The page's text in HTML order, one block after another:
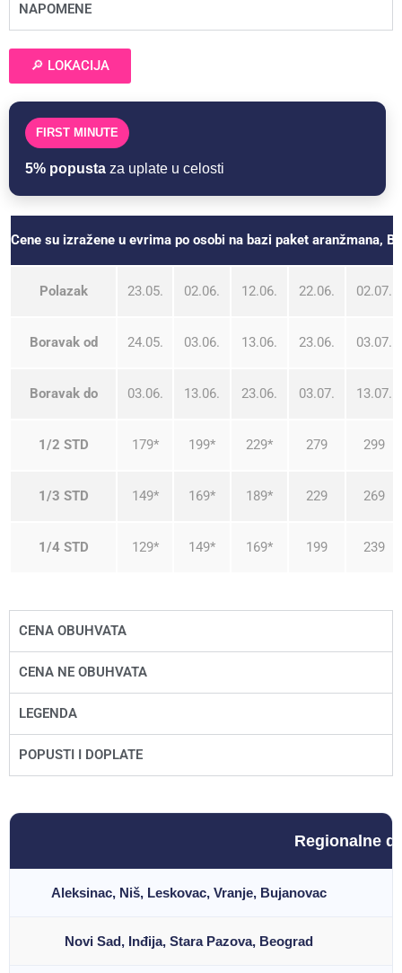
NAPOMENE
🔎 LOKACIJA
FIRST MINUTE
5% popusta za uplate u celosti
Cene su izražene u evrima po osobi na bazi paket aranžmana,
Polazak 23.05. 02.06. 12.06. 22.06. 02.07.
Boravak od 24.05. 03.06. 13.06. 23.06. 03.07.
Boravak do 03.06. 13.06. 23.06. 03.07. 13.07.
1/2 STD 179* 199* 229* 279 299
1/3 STD 149* 169* 189* 229 269
1/4 STD 129* 149* 169* 199 239
CENA OBUHVATA
CENA NE OBUHVATA
LEGENDA
POPUSTI I DOPLATE
Regionalne
Aleksinac, Niš, Leskovac, Vranje, Bujanovac
Novi Sad, Inđija, Stara Pazova, Beograd